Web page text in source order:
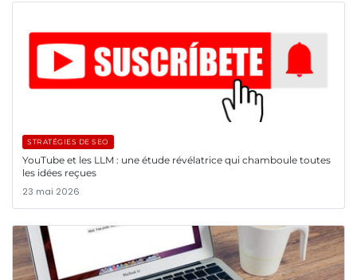
STRATÉGIES DE SEO
YouTube et les LLM : une étude révélatrice qui chamboule toutes
les idées reçues
23 mai 2026